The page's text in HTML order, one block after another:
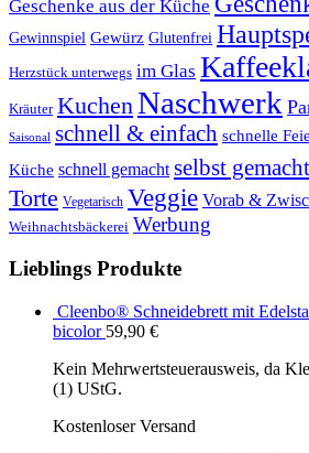
Geschenke aus der Küche
Gewinnspiel Gewürz Glutenfrei
Herzstück unterwegs im Glas
Kräuter Kuchen Naschwerk
Saisonal schnell & einfach schnelle
Küche schnell gemacht selbst gemacht
Torte Vegetarisch Veggie Vorab &
Weihnachtsbäckerei Werbung
Lieblings Produkte
Cleenbo® Schneidebrett mit
bicolor 59,90 €
Kein Mehrwertsteuerausweis, da
(1) UStG.
Kostenloser Versand